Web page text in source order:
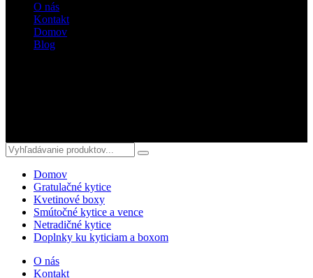
O nás
Kontakt
Domov
Blog
Domov
Gratulačné kytice
Kvetinové boxy
Smútočné kytice a vence
Netradičné kytice
Doplnky ku kyticiam a boxom
O nás
Kontakt